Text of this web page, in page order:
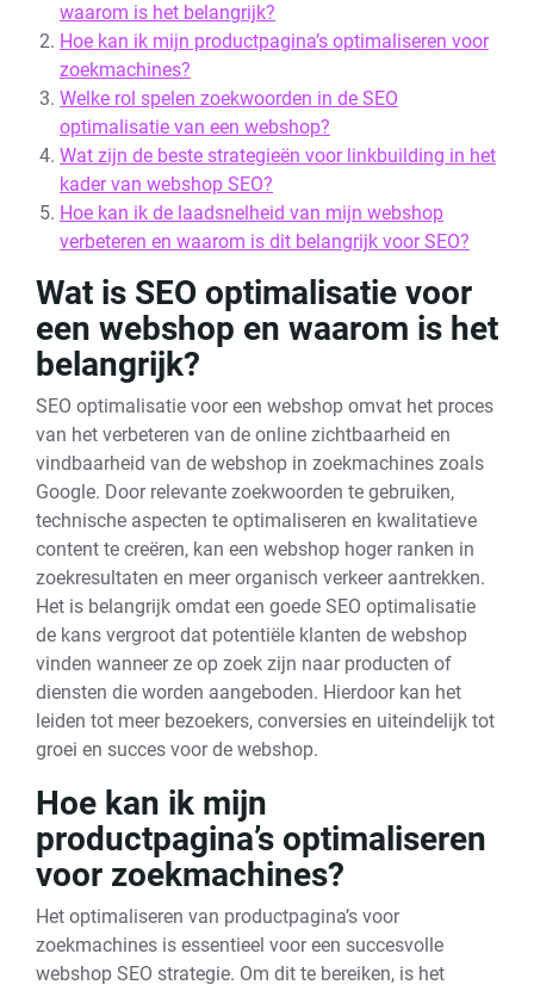
waarom is het belangrijk?
Hoe kan ik mijn productpagina’s optimaliseren voor
zoekmachines?
Welke rol spelen zoekwoorden in de SEO
optimalisatie van een webshop?
Wat zijn de beste strategieën voor linkbuilding in het
kader van webshop SEO?
Hoe kan ik de laadsnelheid van mijn webshop
verbeteren en waarom is dit belangrijk voor SEO?
Wat is SEO optimalisatie voor
een webshop en waarom is het
belangrijk?
SEO optimalisatie voor een webshop omvat het proces
van het verbeteren van de online zichtbaarheid en
vindbaarheid van de webshop in zoekmachines zoals
Google. Door relevante zoekwoorden te gebruiken,
technische aspecten te optimaliseren en kwalitatieve
content te creëren, kan een webshop hoger ranken in
zoekresultaten en meer organisch verkeer aantrekken.
Het is belangrijk omdat een goede SEO optimalisatie
de kans vergroot dat potentiële klanten de webshop
vinden wanneer ze op zoek zijn naar producten of
diensten die worden aangeboden. Hierdoor kan het
leiden tot meer bezoekers, conversies en uiteindelijk tot
groei en succes voor de webshop.
Hoe kan ik mijn
productpagina’s optimaliseren
voor zoekmachines?
Het optimaliseren van productpagina’s voor
zoekmachines is essentieel voor een succesvolle
webshop SEO strategie. Om dit te bereiken, is het